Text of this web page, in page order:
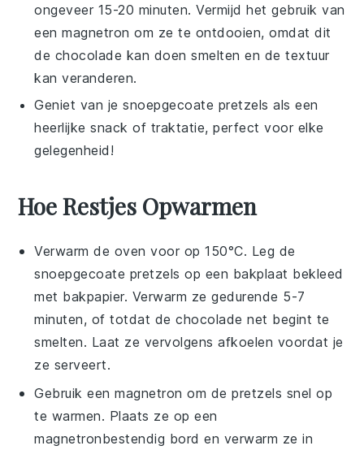
ongeveer 15-20 minuten. Vermijd het gebruik van
een magnetron om ze te ontdooien, omdat dit
de chocolade kan doen smelten en de textuur
kan veranderen.
Geniet van jesnoepgecoate pretzels als een
heerlijke snack of traktatie, perfect voor elke
gelegenheid!
Hoe Restjes Opwarmen
Verwarm de oven voor op 150°C. Leg de
snoepgecoate pretzels op een bakplaat bekleed
met bakpapier. Verwarm ze gedurende 5-7
minuten, of totdat dechocolade net begint te
smelten. Laat ze vervolgens afkoelen voordat je
ze serveert.
Gebruik een magnetron om depretzels snel op
te warmen. Plaats ze op een
magnetronbestendig bord en verwarm ze in